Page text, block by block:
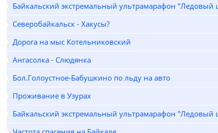
Байкальский экстремальный ультрамарафон "Ледовый
Северобайкальск - Хакусы?
Дорога на мыс Котельниковский
Ангасолка - Слюдянка
Бол.Голоустное-Бабушкино по льду на авто
Проживание в Узурах
Байкальский экстремальный ультрамарафон "Ледовый